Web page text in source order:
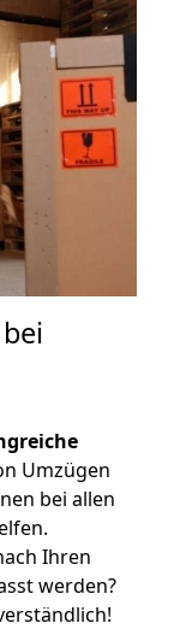
Umzügen
bei allen
Ihren
werden?